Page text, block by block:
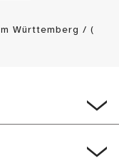
Württemberg / (